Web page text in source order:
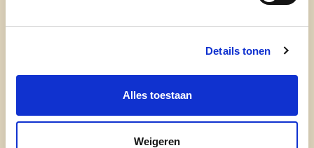
Details tonen
Alles toestaan
Weigeren
cd&v Liedekerke